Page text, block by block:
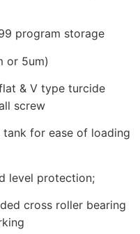
program storage
or 5um)
& V type turcide
screw
for ease of loading
level protection;
cross roller bearing